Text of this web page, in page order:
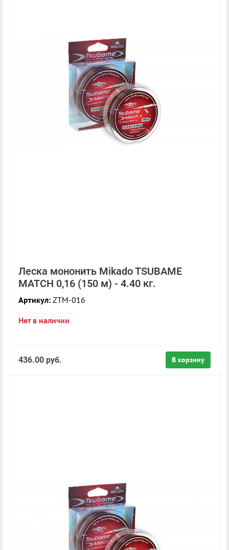
Леска мононить Mikado TSUBAME
MATCH 0,16 (150 м) - 4.40 кг.
Артикул: ZTM-016
Нет в наличии
В корзину
436.00 руб.